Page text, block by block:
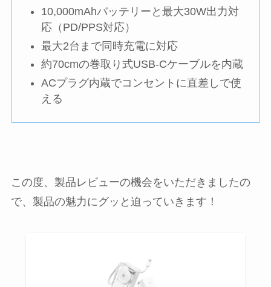
10,000mAhバッテリーと最大30W出力対
応（PD/PPS対応）
最大2台まで同時充電に対応
約70cmの巻取り式USB-Cケーブルを内蔵
ACプラグ内蔵でコンセントに直差しで使
える
この度、製品レビューの機会をいただきましたの
で、製品の魅力にグッと迫っていきます！